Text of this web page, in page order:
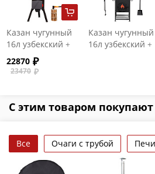
Казан чугунный
16л узбекский +
очаг "Премиум
"Берель"
22870
23470
Казан чугунный
16л узбекский +
С этим товаром покупают
Все Очаги с трубой